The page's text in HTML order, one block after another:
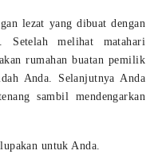
lezat yang dibuat dengan
melihat matahari
rumahan buatan pemilik
Anda. Selanjutnya Anda
sambil mendengarkan
untuk Anda.